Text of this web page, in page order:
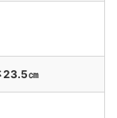
㎝